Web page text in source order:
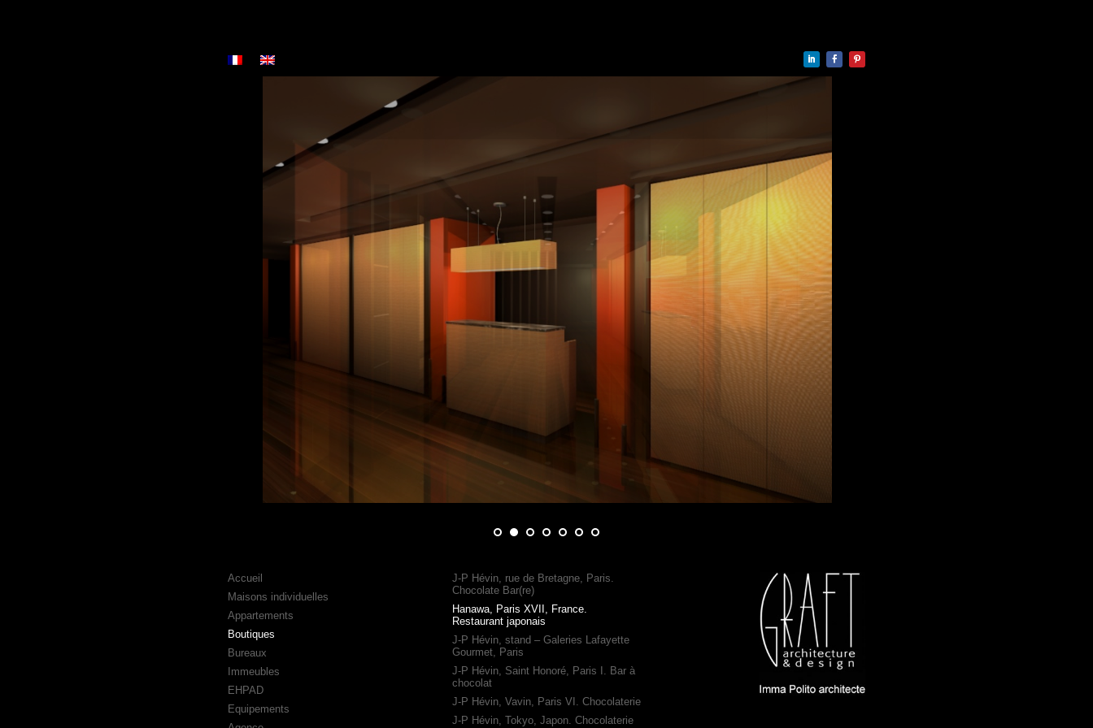
Accueil
Maisons individuelles
Appartements
Boutiques
Bureaux
Immeubles
EHPAD
Equipements
J-P Hévin, rue de Bretagne, Paris.
Chocolate Bar(re)
Hanawa, Paris XVII, France.
Restaurant japonais
J-P Hévin, stand – Galeries Lafayette
Gourmet, Paris
J-P Hévin, Saint Honoré, Paris I. Bar à
chocolat
J-P Hévin, Vavin, Paris VI. Chocolaterie
J-P Hévin, Tokyo, Japon. Chocolaterie